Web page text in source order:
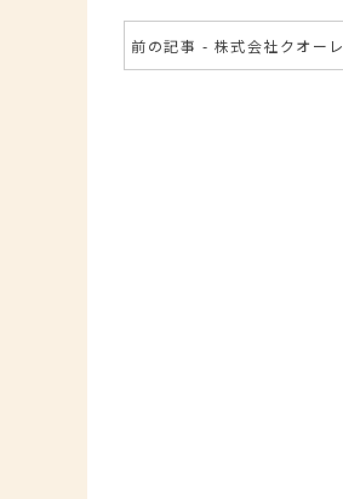
前の記事 - 株式会社クオーレ